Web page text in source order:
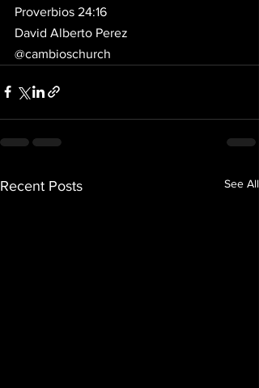
Proverbios 24:16
David Alberto Perez
@cambioschurch
Recent Posts See All